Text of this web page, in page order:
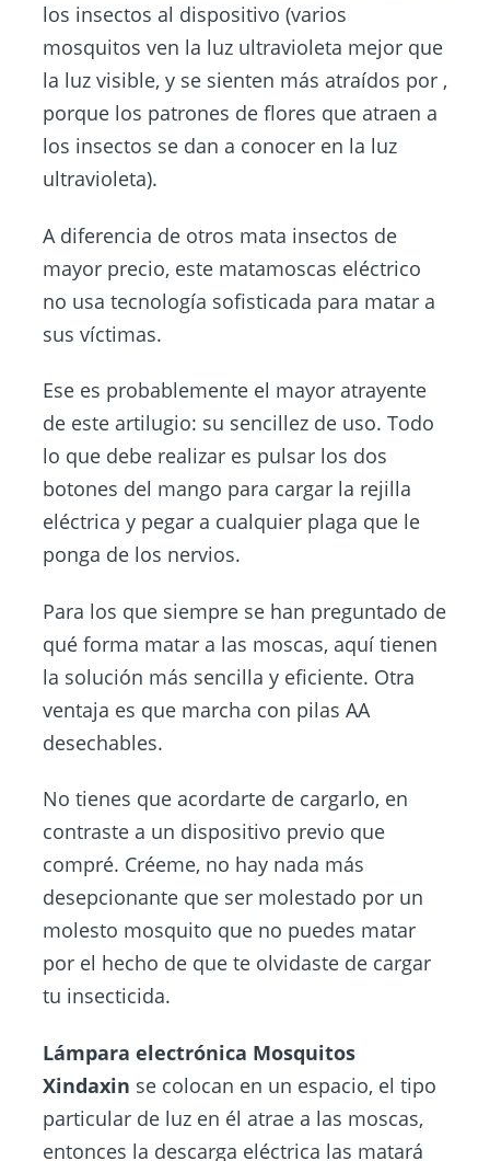
los insectos al dispositivo (varios
mosquitos ven la luz ultravioleta mejor que
la luz visible, y se sienten más atraídos por ,
porque los patrones de flores que atraen a
los insectos se dan a conocer en la luz
ultravioleta).
A diferencia de otros mata insectos de
mayor precio, este matamoscas eléctrico
no usa tecnología sofisticada para matar a
sus víctimas.
Ese es probablemente el mayor atrayente
de este artilugio: su sencillez de uso. Todo
lo que debe realizar es pulsar los dos
botones del mango para cargar la rejilla
eléctrica y pegar a cualquier plaga que le
ponga de los nervios.
Para los que siempre se han preguntado de
qué forma matar a las moscas, aquí tienen
la solución más sencilla y eficiente. Otra
ventaja es que marcha con pilas AA
desechables.
No tienes que acordarte de cargarlo, en
contraste a un dispositivo previo que
compré. Créeme, no hay nada más
desepcionante que ser molestado por un
molesto mosquito que no puedes matar
por el hecho de que te olvidaste de cargar
tu insecticida.
Lámpara electrónica Mosquitos
Xindaxin se colocan en un espacio, el tipo
particular de luz en él atrae a las moscas,
entonces la descarga eléctrica las matará